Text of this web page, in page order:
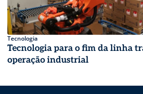
Tecnologia
Tecnologia para o fim da linha
operação industrial